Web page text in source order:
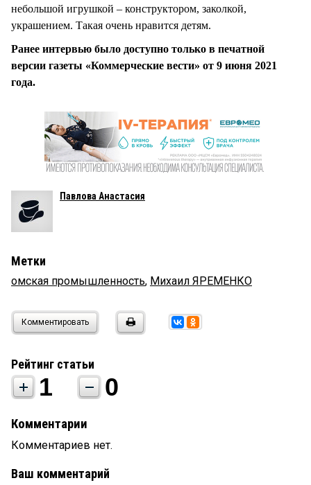
небольшой игрушкой – конструктором, заколкой,
украшением. Такая очень нравится детям.
Ранее интервью было доступно только в печатной
версии газеты «Коммерческие вести» от 9 июня 2021
года.
Павлова Анастасия
Метки
омская промышленность, Михаил ЯРЕМЕНКО
Комментировать
Рейтинг статьи
1 0
Комментарии
Комментариев нет.
Ваш комментарий